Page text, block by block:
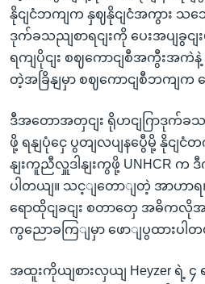
နိုငျငံဘကျက နှဈနိုငျငံအကွား သ
ဒုက်ခသညျစာရငျးကို ပေးအပျခွင
ရကျပိုငျး စဈကောငျစီအကွီးအကဲနဲ့
တဲ့အခြိနျမှာ စဈကောငျစီဘကျက
ဒီအတောအတှငျး ရိုဟငျဂြာဒုက်
ဖို့ ရနျပုံငှေ ပွတျလပျနပွေီမို့ နိုငျ
နျးကူညီလှူဒါနျးကွဖို့ UNHCR က
ပါတယျ။ သင့ျတောျတဲ့ အာဟာရ
ရောထိုငျခငျး စတာတှေ အဓိကလိုအပ
ကွညောခကြျမှာ ဖောျပွထားပါတ
အထူးကိုယျစားလှယျ Heyzer ရဲ့ ၄